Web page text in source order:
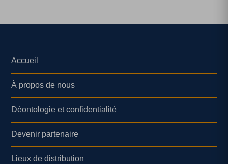
Accueil
À propos de nous
Déontologie et confidentialité
Devenir partenaire
Lieux de distribution